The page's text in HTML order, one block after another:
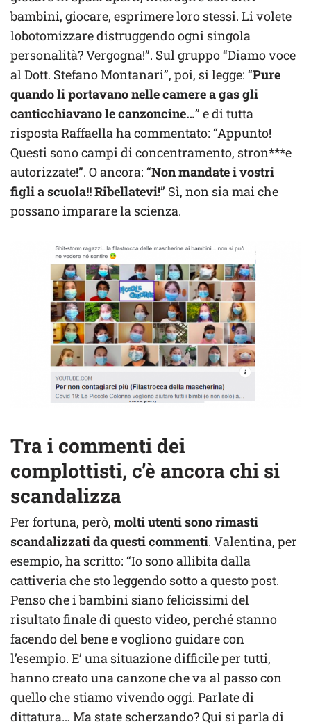
bambini, giocare, esprimere loro stessi. Li volete
lobotomizzare distruggendo ogni singola
personalità? Vergogna!”. Sul gruppo “Diamo voce
al Dott. Stefano Montanari”, poi, si legge: “Pure
quando li portavano nelle camere a gas gli
canticchiavano le canzoncine…” e di tutta
risposta Raffaella ha commentato: “Appunto!
Questi sono campi di concentramento, stron***e
autorizzate!”. O ancora: “Non mandate i vostri
figli a scuola!! Ribellatevi!” Sì, non sia mai che
possano imparare la scienza.
Tra i commenti dei
complottisti, c’è ancora chi si
scandalizza
Per fortuna, però, molti utenti sono rimasti
scandalizzati da questi commenti. Valentina, per
esempio, ha scritto: “Io sono allibita dalla
cattiveria che sto leggendo sotto a questo post.
Penso che i bambini siano felicissimi del
risultato finale di questo video, perché stanno
facendo del bene e vogliono guidare con
l’esempio. E’ una situazione difficile per tutti,
hanno creato una canzone che va al passo con
quello che stiamo vivendo oggi. Parlate di
dittatura… Ma state scherzando? Qui si parla di